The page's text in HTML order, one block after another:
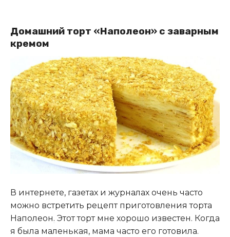
Домашний торт «Наполеон» с заварным
кремом
В интернете, газетах и журналах очень часто
можно встретить рецепт приготовления торта
Наполеон. Этот торт мне хорошо известен. Когда
я была маленькая, мама часто его готовила.